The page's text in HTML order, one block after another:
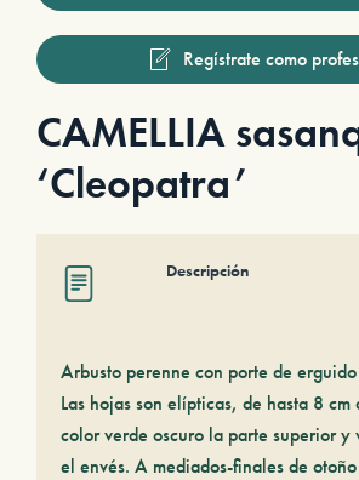
Regístrate como
CAMELLIA
‘Cleopatra’
Descripción
Arbusto perenne con porte de
Las hojas son elípticas, de hasta 8
color verde oscuro la parte superior y
el envés. A mediados-finales de